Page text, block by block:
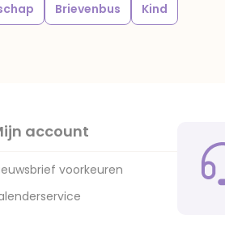
Brievenbus Kind
account
voorkeuren